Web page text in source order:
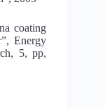
coating
Energy
5, pp,